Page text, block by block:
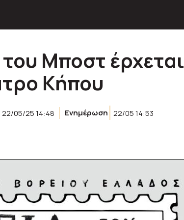
Μποστ έρχεται
Κήπου
22/05/25 14:48 Ενημέρωση 22/05 14:53